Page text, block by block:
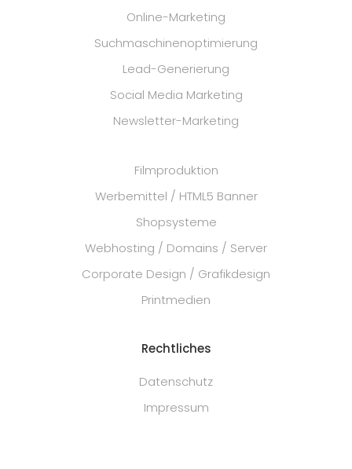
Online-Marketing
Suchmaschinenoptimierung
Lead-Generierung
Social Media Marketing
Newsletter-Marketing
Filmproduktion
Werbemittel / HTML5 Banner
Shopsysteme
Webhosting / Domains / Server
Corporate Design / Grafikdesign
Printmedien
Rechtliches
Datenschutz
Impressum